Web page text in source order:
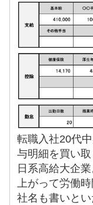
転職入社20代
与明細を買い
日系高給大企
上がって労働
社名も書いとい